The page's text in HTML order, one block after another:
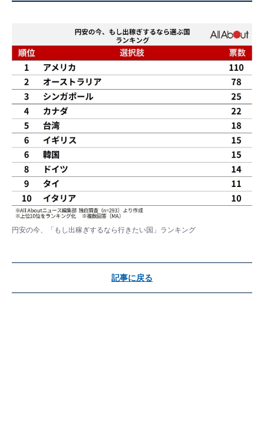
円安の今、「もし出稼ぎするなら行きたい国」ランキング
記事に戻る